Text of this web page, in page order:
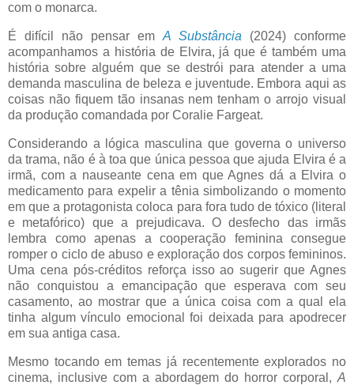
com o monarca.
É difícil não pensar em A Substância
(2024) conforme
acompanhamos a história de Elvira, já que é também uma
história sobre alguém que se destrói para atender a uma
demanda masculina de beleza e juventude. Embora aqui as
coisas não fiquem tão insanas nem tenham o arrojo visual
da produção comandada por Coralie Fargeat.
Considerando a lógica masculina que governa o universo
da trama, não é à toa que única pessoa que ajuda Elvira é a
irmã, com a nauseante cena em que Agnes dá a Elvira o
medicamento para expelir a tênia simbolizando o momento
em que a protagonista coloca para fora tudo de tóxico (literal
e metafórico) que a prejudicava. O desfecho das irmãs
lembra como apenas a cooperação feminina consegue
romper o ciclo de abuso e exploração dos corpos femininos.
Uma cena pós-créditos reforça isso ao sugerir que Agnes
não conquistou a emancipação que esperava com seu
casamento, ao mostrar que a única coisa com a qual ela
tinha algum vínculo emocional foi deixada para apodrecer
em sua antiga casa.
Mesmo tocando em temas já recentemente explorados no
cinema, inclusive com a abordagem do horror corporal, A